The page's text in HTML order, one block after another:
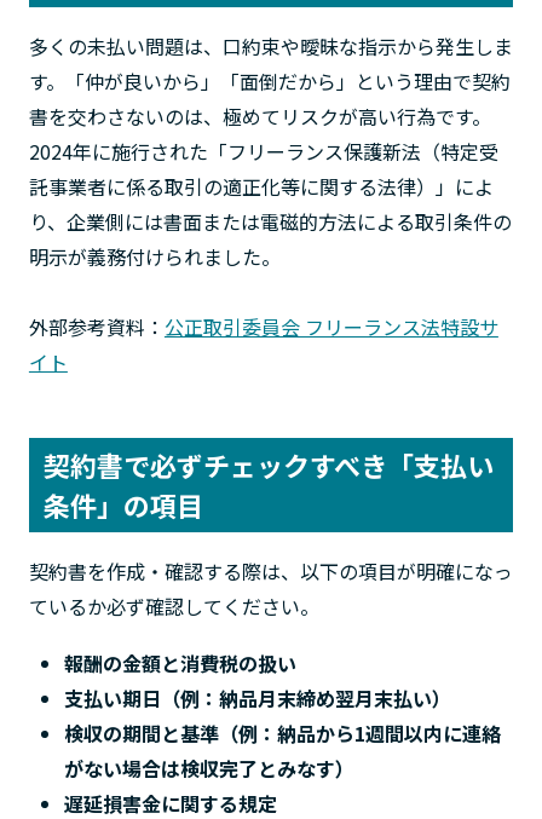
多くの未払い問題は、口約束や曖昧な指示から発生しま
す。「仲が良いから」「面倒だから」という理由で契約
書を交わさないのは、極めてリスクが高い行為です。
2024年に施行された「フリーランス保護新法（特定受
託事業者に係る取引の適正化等に関する法律）」によ
り、企業側には書面または電磁的方法による取引条件の
明示が義務付けられました。
外部参考資料： 公正取引委員会 フリーランス法特設サ
イト
契約書で必ずチェックすべき「支払い
条件」の項目
契約書を作成・確認する際は、以下の項目が明確になっ
ているか必ず確認してください。
報酬の金額と消費税の扱い
支払い期日（例：納品月末締め翌月末払い）
検収の期間と基準（例：納品から1週間以内に連絡
がない場合は検収完了とみなす）
遅延損害金に関する規定